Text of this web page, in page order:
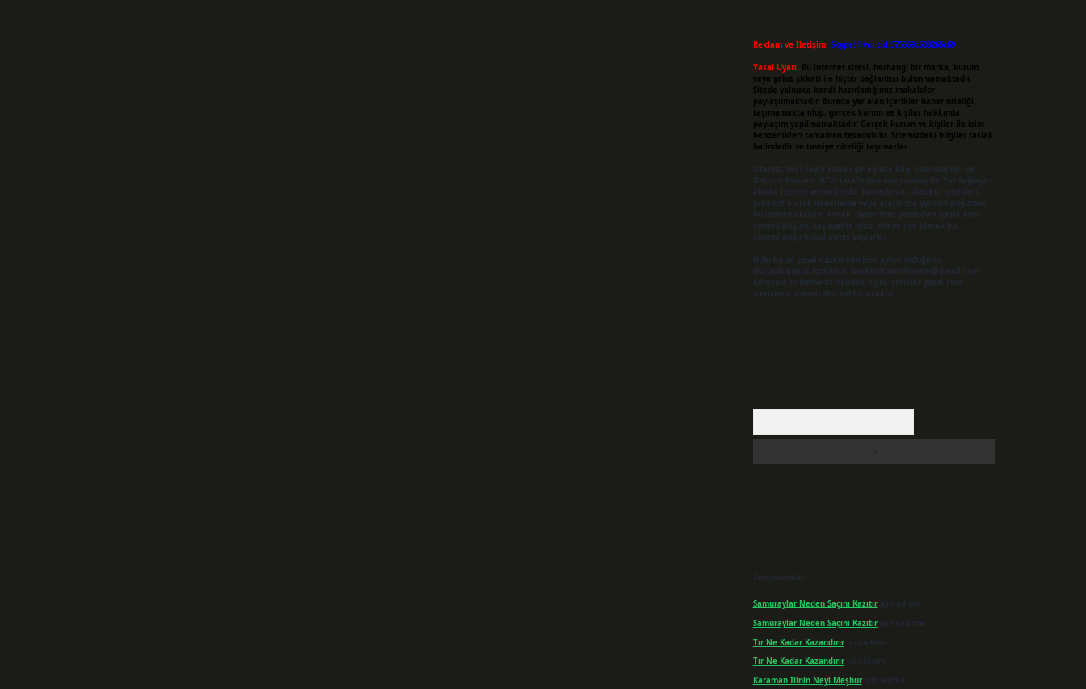
Reklam ve İletişim: Skype: live:.cid.575569c608265c69
Yasal Uyarı: Bu internet sitesi, herhangi bir marka, kurum
veya şahıs şirketi ile hiçbir bağlantısı bulunmamaktadır.
Sitede yalnızca kendi hazırladığımız makaleler
paylaşılmaktadır. Burada yer alan içerikler haber niteliği
taşımamakta olup, gerçek kurum ve kişiler hakkında
paylaşım yapılmamaktadır. Gerçek kurum ve kişiler ile isim
benzerlikleri tamamen tesadüfidir. Sitemizdeki bilgiler taslak
halindedir ve tavsiye niteliği taşımazlar.
Sitemiz, 5651 Sayılı Kanun gereğince Bilgi Teknolojileri ve
İletişim Kurumu (BTK) tarafından onaylanmış bir Yer Sağlayıcı
olarak hizmet vermektedir. Bu nedenle, sitedeki içerikleri
proaktif olarak denetleme veya araştırma yükümlülüğümüz
bulunmamaktadır. Ancak, üyelerimiz yazdıkları içeriklerin
sorumluluğunu taşımakta olup, siteye üye olarak bu
sorumluluğu kabul etmiş sayılırlar.
Hukuka ve yasal düzenlemelere aykırı olduğunu
düşündüğünüz içerikleri,
backlinkpanelicomtr@gmail.com
adresine bildirmeniz halinde, ilgili içerikler yasal süre
içerisinde sitemizden kaldırılacaktır.
Son yorumlar
Samuraylar Neden Saçını Kazıtıriçin admin
Samuraylar Neden Saçını Kazıtıriçin Fadime
Tır Ne Kadar Kazandırıriçin admin
Tır Ne Kadar Kazandırıriçin Sevim
Karaman Ilinin Neyi Meşhuriçin admin